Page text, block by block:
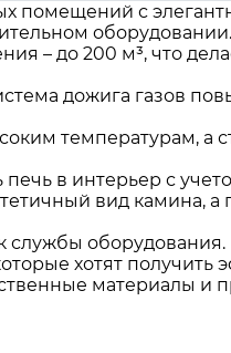
помещений с
оборудовании.
– до 200 м³, что
дожига газов
температурам, а
в интерьер с
вид камина,
службы оборудования.
хотят
материалы и